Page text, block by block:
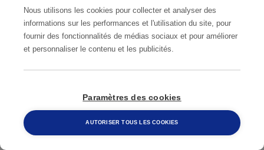
Nom et prénom
Ville
Nous utilisons les cookies pour collecter et analyser des
informations sur les performances et l'utilisation du site, pour
fournir des fonctionnalités de médias sociaux et pour améliorer
et personnaliser le contenu et les publicités.
Paramètres des cookies
AUTORISER TOUS LES COOKIES